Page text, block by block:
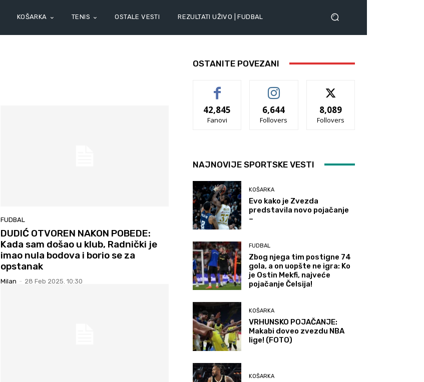
KOŠARKA TENIS OSTALE VESTI REZULTATI UŽIVO | FUDBAL
FUDBAL
DUDIĆ OTVOREN NAKON POBEDE:
Kada sam došao u klub, Radnički je
imao nula bodova i borio se za
opstanak
Milan - 28 Feb 2025. 10:30
OSTANITE POVEZANI
42,845
Fanovi
6,644
Follovers
8,089
Follovers
NAJNOVIJE SPORTSKE VESTI
KOŠARKA
Evo kako je Zvezda
predstavila novo pojačanje
–
FUDBAL
Zbog njega tim postigne 74
gola, a on uopšte ne igra: Ko
je Ostin Mekfi, najveće
pojačanje Čelsija!
KOŠARKA
VRHUNSKO POJAČANJE:
Makabi doveo zvezdu NBA
lige! (FOTO)
KOŠARKA